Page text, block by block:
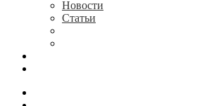
Новости
Статьи